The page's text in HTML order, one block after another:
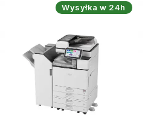
Wysyłka w 24h